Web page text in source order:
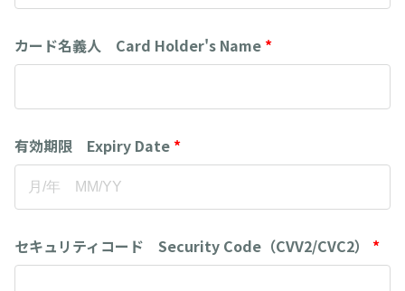
カード名義人 Card Holder's Name *
有効期限 Expiry Date *
セキュリティコード Security Code（CVV2/CVC2） *